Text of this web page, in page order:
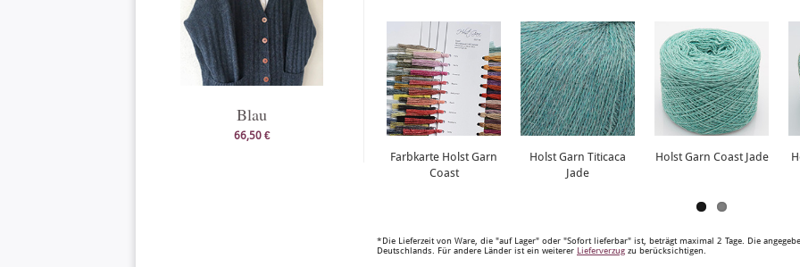
Blau
66,50 €
Farbkarte Holst Garn
Coast
Holst Garn Titicaca
Jade
Holst Garn Coast Jade
*Die Lieferzeit von Ware, die "auf Lager" oder "Sofort lieferbar" ist, beträgt maximal 2 Tage. Die
Deutschlands. Für andere Länder ist ein weiterer Lieferverzug zu berücksichtigen.